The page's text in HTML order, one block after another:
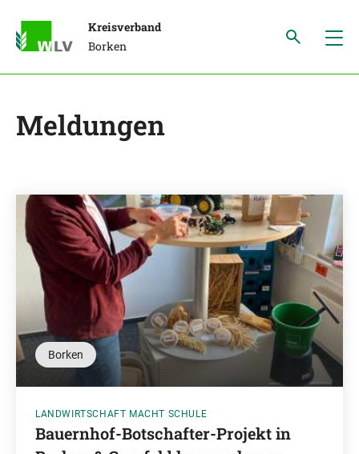
Kreisverband
Borken
Meldungen
Borken
LANDWIRTSCHAFT MACHT SCHULE
Bauernhof-Botschafter-Projekt in